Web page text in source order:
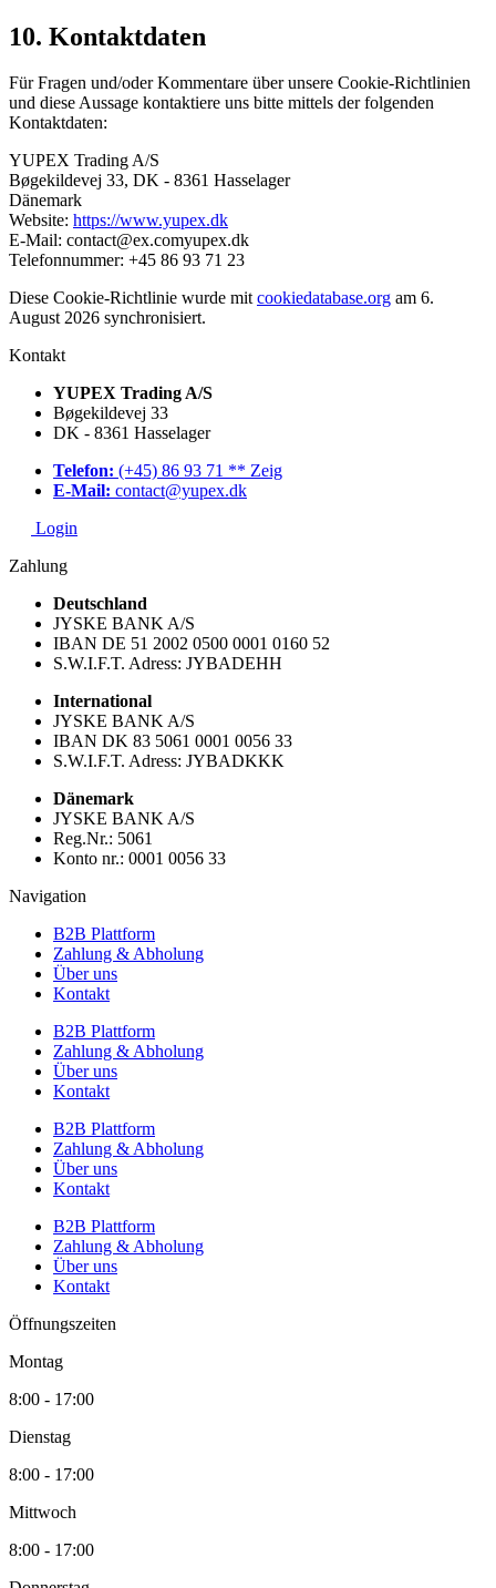
10. Kontaktdaten
Für Fragen und/oder Kommentare über unsere Cookie-Richtlinien
und diese Aussage kontaktiere uns bitte mittels der folgenden
Kontaktdaten:
YUPEX Trading A/S
Bøgekildevej 33, DK - 8361 Hasselager
Dänemark
Website: https://www.yupex.dk
E-Mail: contact@ex.comyupex.dk
Telefonnummer: +45 86 93 71 23
Diese Cookie-Richtlinie wurde mitcookiedatabase.org am 6.
August 2026 synchronisiert.
Kontakt
YUPEX Trading A/S
Bøgekildevej 33
DK - 8361 Hasselager
Telefon: (+45) 86 93 71 ** Zeig
E-Mail: contact@yupex.dk
Login
Zahlung
Deutschland
JYSKE BANK A/S
IBAN DE 51 2002 0500 0001 0160 52
S.W.I.F.T. Adress: JYBADEHH
International
JYSKE BANK A/S
IBAN DK 83 5061 0001 0056 33
S.W.I.F.T. Adress: JYBADKKK
Dänemark
JYSKE BANK A/S
Reg.Nr.: 5061
Konto nr.: 0001 0056 33
Navigation
B2B Plattform
Zahlung & Abholung
Über uns
Kontakt
B2B Plattform
Zahlung & Abholung
Über uns
Kontakt
B2B Plattform
Zahlung & Abholung
Über uns
Kontakt
B2B Plattform
Zahlung & Abholung
Über uns
Kontakt
Öffnungszeiten
Montag
8:00 - 17:00
Dienstag
8:00 - 17:00
Mittwoch
8:00 - 17:00